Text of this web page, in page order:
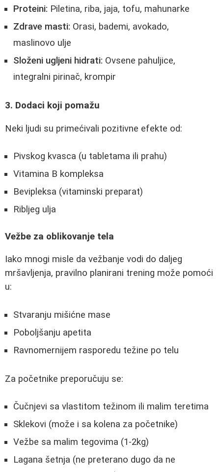
Proteini: Piletina, riba, jaja, tofu, mahunarke
Zdrave masti: Orasi, bademi, avokado,
maslinovo ulje
Složeni ugljeni hidrati: Ovsene pahuljice,
integralni pirinač, krompir
3. Dodaci koji pomažu
Neki ljudi su primećivali pozitivne efekte od:
Pivskog kvasca (u tabletama ili prahu)
Vitamina B kompleksa
Bevipleksa (vitaminski preparat)
Ribljeg ulja
Vežbe za oblikovanje tela
Iako mnogi misle da vežbanje vodi do daljeg
mršavljenja, pravilno planirani trening može pomoći
u:
Stvaranju mišićne mase
Poboljšanju apetita
Ravnomernijem rasporedu težine po telu
Za početnike preporučuju se:
Čučnjevi sa vlastitom težinom ili malim teretima
Sklekovi (može i sa kolena za početnike)
Vežbe sa malim tegovima (1-2kg)
Lagana šetnja (ne preterano dugo da ne